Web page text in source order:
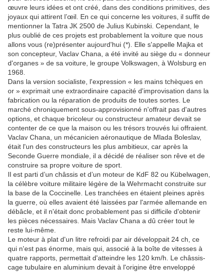
œuvre leurs idées et ont créé, dans des conditions primitives, des
joyaux qui attirent l’œil. En ce qui concerne les voitures, il suffit de
mentionner la Tatra JK 2500 de Julius Kubinski. Cependant, le
plus oublié de ces projets est probablement la voiture que nous
allons vous (re)présenter aujourd'hui (*). Elle s'appelle Majka et
son concepteur, Vaclav Chana, a été invité au siège du « donneur
d'organes » de sa voiture, le groupe Volkswagen, à Wolsburg en
1968.
Dans la version socialiste, l'expression « les mains tchèques en
or » exprimait une extraordinaire capacité d'improvisation dans la
fabrication ou la réparation de produits de toutes sortes. Le
marché chroniquement sous-approvisionné n'offrait pas d'autres
options, et chaque bricoleur ou constructeur amateur devait se
contenter de ce que la maison ou les trésors trouvés lui offraient.
Vaclav Chana, un mécanicien aéronautique de Mlada Boleslav,
était l'un des constructeurs les plus ambitieux, car après la
Seconde Guerre mondiale, il a décidé de réaliser son rêve et de
construire sa propre voiture de sport.
Il est parti d’un châssis et d’un moteur de KdF 82 ou Kübelwagen,
la célèbre voiture militaire légère de la Wehrmacht construite sur
la base de la Coccinelle. Les tranchées en étaient pleines après
la guerre, où elles avaient été laissées par l'armée allemande en
débâcle, et il n'était donc probablement pas si difficile d'obtenir
les pièces nécessaires. Mais Vaclav Chana a dû créer tout le
reste lui-même.
Le moteur à plat d'un litre refroidi par air développait 24 ch, ce
qui n'est pas énorme, mais qui, associé à la boîte de vitesses à
quatre rapports, permettait d'atteindre les 120 km/h. Le châssis-
cage tubulaire en aluminium devait à l'origine être enveloppé